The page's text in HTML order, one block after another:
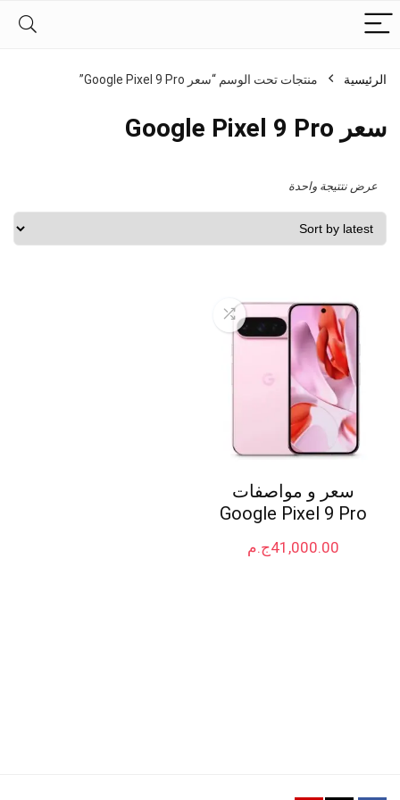
الرئيسية منتجات تحت الوسم “سعر Google Pixel 9 Pro”
سعر Google Pixel 9 Pro
عرض نتتيجة واحدة
سعر و مواصفات
Google Pixel 9 Pro
ج.م41,000.00